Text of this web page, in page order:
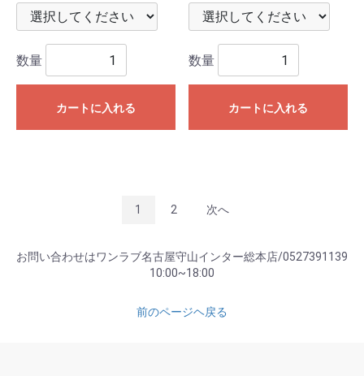
数量
カートに入れる
数量
カートに入れる
1 2 次へ
お問い合わせはワンラブ名古屋守山インター総本店/0527391139
10:00~18:00
前のページヘ戻る